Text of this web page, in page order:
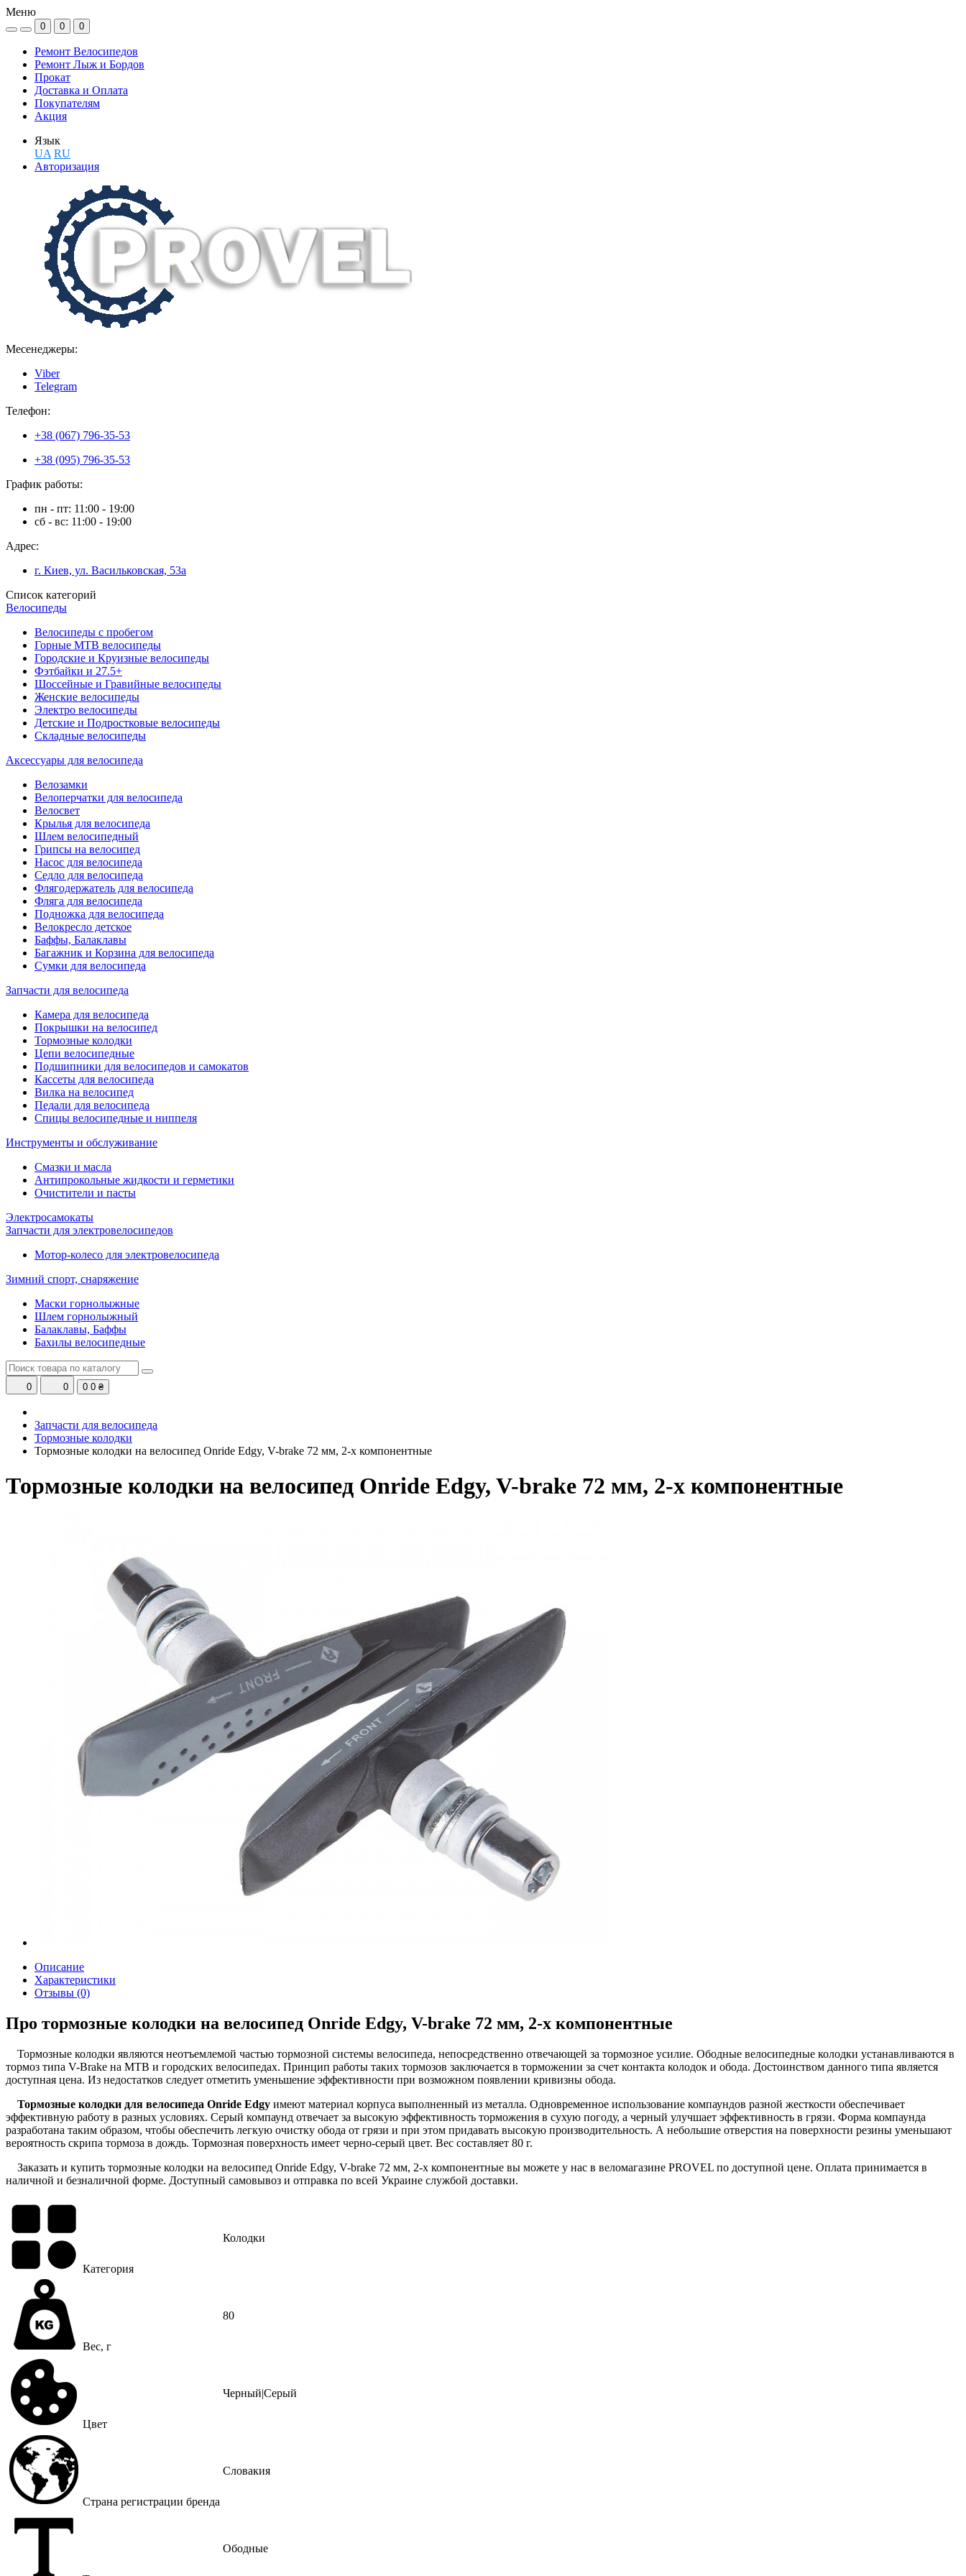
Меню
0 0 0
Ремонт Велосипедов
Ремонт Лыж и Бордов
Прокат
Доставка и Оплата
Покупателям
Акция
Язык
UA RU
Авторизация
Месенеджеры:
Viber
Telegram
Телефон:
+38 (067) 796-35-53
+38 (095) 796-35-53
График работы:
пн - пт: 11:00 - 19:00
сб - вс: 11:00 - 19:00
Адрес:
г. Киев, ул. Васильковская, 53а
Список категорий
Велосипеды
Велосипеды с пробегом
Горные MTB велосипеды
Городские и Круизные велосипеды
Фэтбайки и 27.5+
Шоссейные и Гравийные велосипеды
Женские велосипеды
Электро велосипеды
Детские и Подростковые велосипеды
Складные велосипеды
Аксессуары для велосипеда
Велозамки
Велоперчатки для велосипеда
Велосвет
Крылья для велосипеда
Шлем велосипедный
Грипсы на велосипед
Насос для велосипеда
Седло для велосипеда
Флягодержатель для велосипеда
Фляга для велосипеда
Подножка для велосипеда
Велокресло детское
Баффы, Балаклавы
Багажник и Корзина для велосипеда
Cумки для велосипеда
Запчасти для велосипеда
Камера для велосипеда
Покрышки на велосипед
Тормозные колодки
Цепи велосипедные
Подшипники для велосипедов и самокатов
Кассеты для велосипеда
Вилка на велосипед
Педали для велосипеда
Спицы велосипедные и ниппеля
Инструменты и обслуживание
Смазки и масла
Антипрокольные жидкости и герметики
Очистители и пасты
Электросамокаты
Запчасти для электровелосипедов
Мотор-колесо для электровелосипеда
Зимний спорт, снаряжение
Маски горнолыжные
Шлем горнолыжный
Балаклавы, Баффы
Бахилы велосипедные
0 0 0 0 ₴
Запчасти для велосипеда
Тормозные колодки
Тормозные колодки на велосипед Onride Edgy, V-brake 72 мм, 2-х компонентные
Тормозные колодки на велосипед Onride Edgy, V-brake 72 мм, 2-х компонентные
Описание
Характеристики
Отзывы (0)
Про тормозные колодки на велосипед Onride Edgy, V-brake 72 мм, 2-х компонентные
Тормозные колодки являются неотъемлемой частью тормозной системы велосипеда, непосредственно отвечающей за тормозное усилие. Ободные велосипедные колодки устанавливаются в
тормоз типа V-Brake на MTB и городских велосипедах. Принцип работы таких тормозов заключается в торможении за счет контакта колодок и обода. Достоинством данного типа является
доступная цена. Из недостатков следует отметить уменьшение эффективности при возможном появлении кривизны обода.
Тормозные колодки для велосипеда Onride Edgy имеют материал корпуса выполненный из металла. Одновременное использование компаундов разной жесткости обеспечивает
эффективную работу в разных условиях. Серый компаунд отвечает за высокую эффективность торможения в сухую погоду, а черный улучшает эффективность в грязи. Форма компаунда
разработана таким образом, чтобы обеспечить легкую очистку обода от грязи и при этом придавать высокую производительность. А небольшие отверстия на поверхности резины уменьшают
вероятность скрипа тормоза в дождь. Тормозная поверхность имеет черно-серый цвет. Вес составляет 80 г.
Заказать и купить тормозные колодки на велосипед Onride Edgy, V-brake 72 мм, 2-х компонентные вы можете у нас в веломагазине PROVEL по доступной цене. Оплата принимается в
наличной и безналичной форме. Доступный самовывоз и отправка по всей Украине службой доставки.
Категория
Колодки
Вес, г
80
Цвет
Черный|Серый
Страна регистрации бренда
Словакия
Ободные